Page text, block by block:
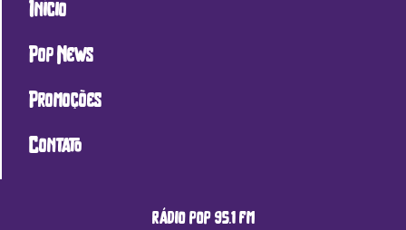
Início
Pop News
Promoções
Contato
rádio pop 95.1 fm